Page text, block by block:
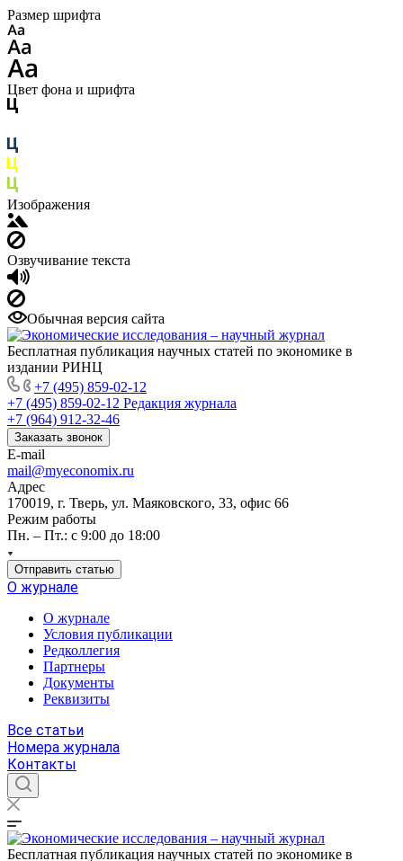
Размер шрифта
Цвет фона и шрифта
Изображения
Озвучивание текста
Обычная версия сайта
Бесплатная публикация научных статей по экономике в
издании РИНЦ
+7 (495) 859-02-12
+7 (495) 859-02-12 Редакция журнала
+7 (964) 912-32-46
Заказать звонок
E-mail
mail@myeconomix.ru
Адрес
170019, г. Тверь, ул. Маяковского, 33, офис 66
Режим работы
Пн. – Пт.: с 9:00 до 18:00
Отправить статью
О журнале
О журнале
Условия публикации
Редколлегия
Партнеры
Документы
Реквизиты
Все статьи
Номера журнала
Контакты
Бесплатная публикация научных статей по экономике в